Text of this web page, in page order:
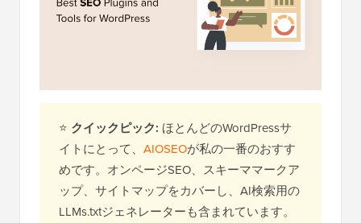
⭐ クイックピック: ほとんどのWordPressサ
イトにとって、 AIOSEOが私の一番のおすす
めです。オンページSEO、スキーママークア
ップ、サイトマップをカバーし、AI検索用の
LLMs.txtジェネレーターも含まれています。